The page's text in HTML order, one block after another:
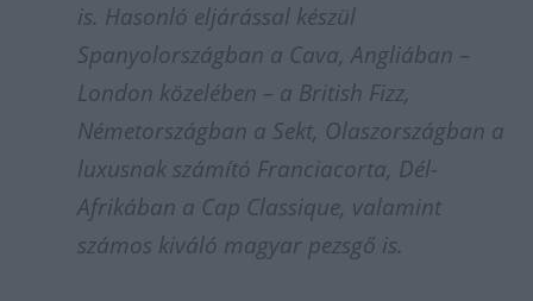
is. Hasonló eljárással készül
Spanyolországban a Cava, Angliában –
London közelében – a British Fizz,
Németországban a Sekt, Olaszországban a
luxusnak számító Franciacorta, Dél-
Afrikában a Cap Classique, valamint
számos kiváló magyar pezsgő is.